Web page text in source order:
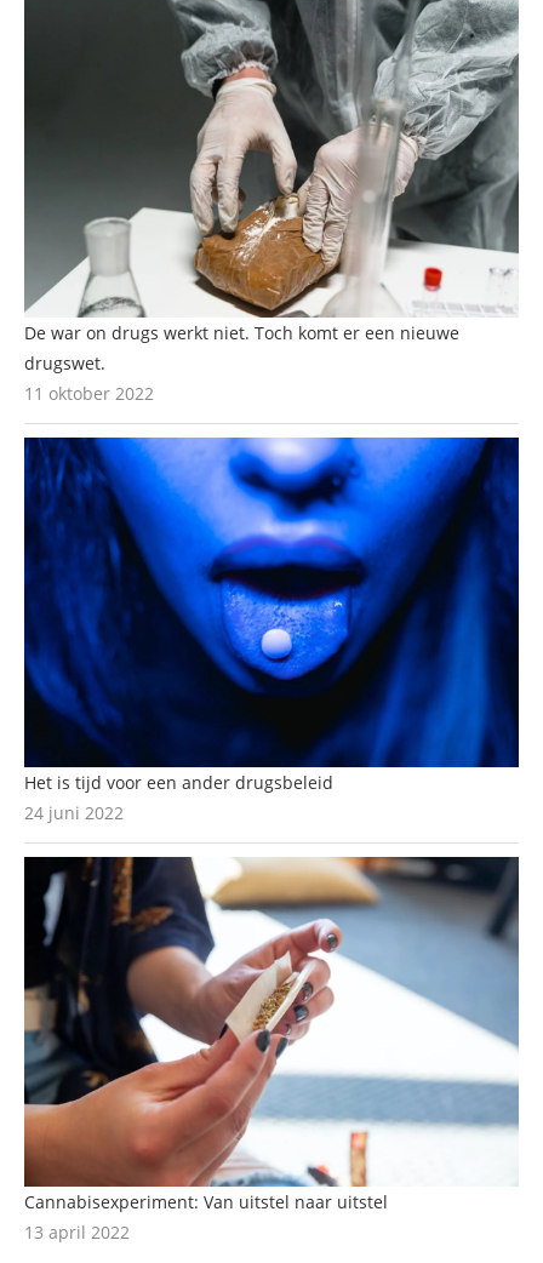
De war on drugs werkt niet. Toch komt er een nieuwe
drugswet.
11 oktober 2022
Het is tijd voor een ander drugsbeleid
24 juni 2022
Cannabisexperiment: Van uitstel naar uitstel
13 april 2022